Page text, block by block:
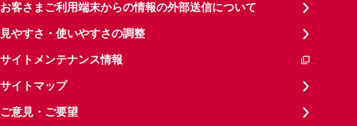
お客さまご利用端末からの情報の外部送信について
見やすさ・使いやすさの調整
サイトメンテナンス情報
サイトマップ
ご意見・ご要望